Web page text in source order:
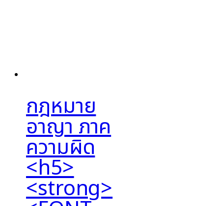
กฎหมาย
อาญา ภาค
ความผิด
<h5>
<strong>